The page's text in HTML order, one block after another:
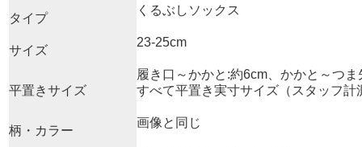
タイプ
くるぶしソックス
サイズ
23-25cm
平置きサイズ
履き口～かかと:約6cm、かかと～つ
すべて平置き実寸サイズ（スタッフ計
柄・カラー
画像と同じ